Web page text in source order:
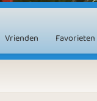
Vrienden Favorieten